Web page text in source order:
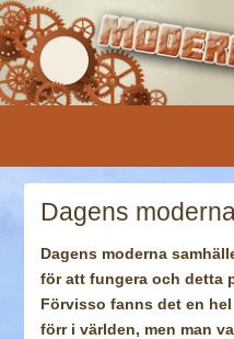
Dagens
Dagens moderna
för att fungera och detta
Förvisso fanns det en
förr i världen, men man